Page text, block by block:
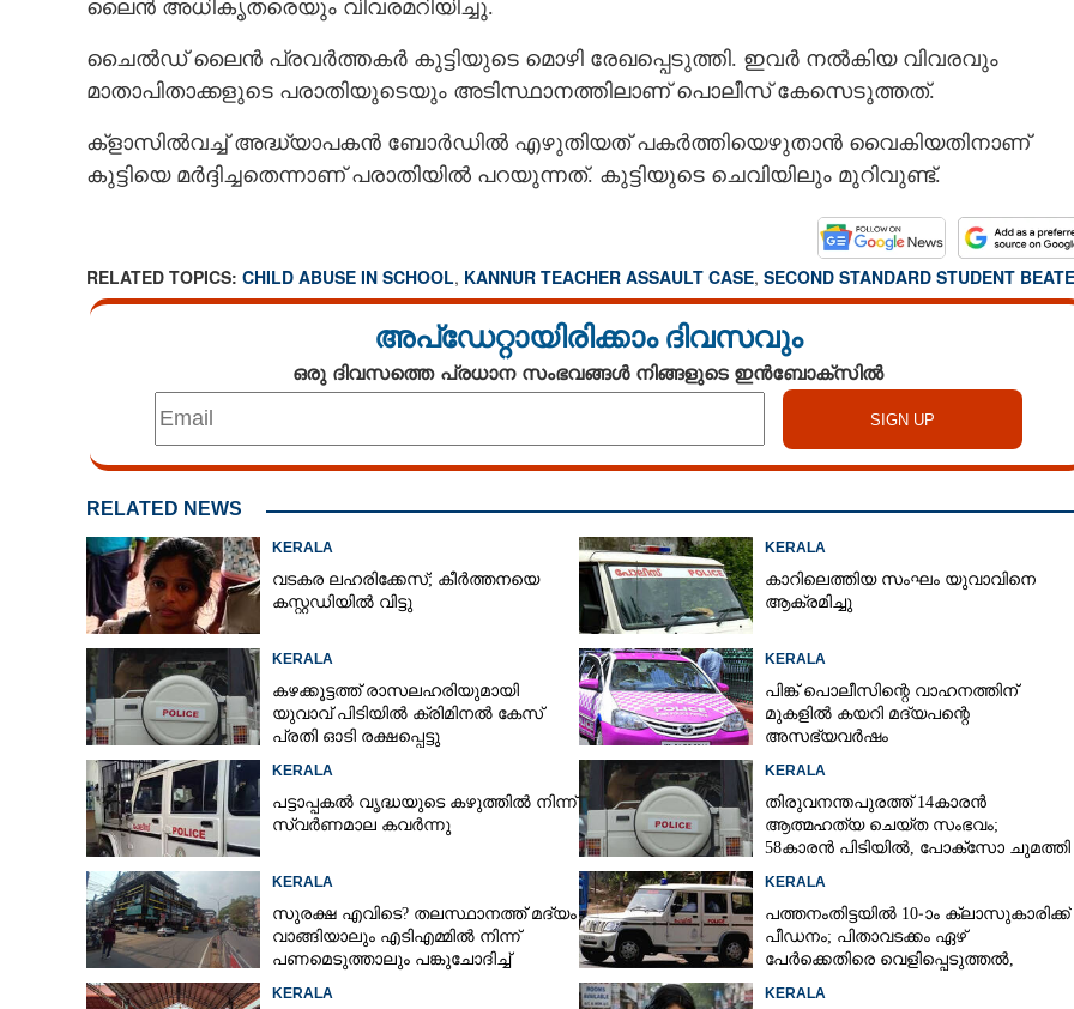
ലൈൻ അധികൃതരെയും വിവരമറിയിച്ചു.
ചൈൽഡ് ലൈൻ പ്രവർത്തകർ കുട്ടിയുടെ മൊഴി രേഖപ്പെടുത്തി. ഇവർ നൽകിയ വിവരവും
മാതാപിതാക്കളുടെ പരാതിയുടെയും അടിസ്ഥാനത്തിലാണ് പൊലീസ് കേസെടുത്തത്.
ക്ളാസിൽവച്ച് അദ്ധ്യാപകൻ ബോ‌ർഡിൽ എഴുതിയത് പകർത്തിയെഴുതാൻ വൈകിയതിനാണ്
കുട്ടിയെ മർദ്ദിച്ചതെന്നാണ് പരാതിയിൽ പറയുന്നത്. കുട്ടിയുടെ ചെവിയിലും മുറിവുണ്ട്.
RELATED TOPICS: CHILD ABUSE IN SCHOOL, KANNUR TEACHER ASSAULT CASE, SECOND STANDARD STUDENT
അപ്ഡേറ്റായിരിക്കാം ദിവസവും
ഒരു ദിവസത്തെ പ്രധാന സംഭവങ്ങൾ നിങ്ങളുടെ ഇൻബോക്സിൽ
RELATED NEWS
KERALA
വടകര ലഹരിക്കേസ്; കീർത്തനയെ
കസ്റ്റഡിയിൽ വിട്ടു
KERALA
കാറിലെത്തിയ സംഘം യുവാവിനെ
ആക്രമിച്ചു
KERALA
കഴക്കൂട്ടത്ത് രാസലഹരിയുമായി
യുവാവ് പിടിയിൽ ക്രിമിനൽ കേസ്
പ്രതി ഓടി രക്ഷപ്പെട്ടു
KERALA
പിങ്ക് പൊലീസിന്റെ വാഹനത്തിന്
മുകളിൽ കയറി മദ്യപന്റെ
അസഭ്യവ‌ർഷം
KERALA
പട്ടാപ്പകൽ വൃദ്ധയുടെ കഴുത്തിൽ നിന്ന്
സ്വർണമാല കവർന്നു
KERALA
തിരുവനന്തപുരത്ത് 14കാരൻ
ആത്മഹത്യ ചെയ്ത സംഭവം;
58കാരൻ പിടിയിൽ, പോക്‌സോ ചുമത്തി
KERALA
സുരക്ഷ എവിടെ?​ തലസ്ഥാനത്ത് മദ്യം
വാങ്ങിയാലും എടിഎമ്മിൽ നിന്ന്
പണമെടുത്താലും പങ്കുചോദിച്ച്
KERALA
പത്തനംതിട്ടയിൽ 10-ാം ക്ലാസുകാരിക്ക്
പീഡനം; പിതാവടക്കം ഏഴ്
പേർക്കെതിരെ വെളിപ്പെടുത്തൽ,
KERALA KERALA
ബോർഡിലെഴുതിയത്
പകർത്തിയെഴുതാൻ വൈകിയതിന് രണ്ടാം
ക്ളാസുകാരന് ക്രൂരമർദ്ദനം,
അദ്ധ്യാപകനെതിരെ കേസ്
Share this link